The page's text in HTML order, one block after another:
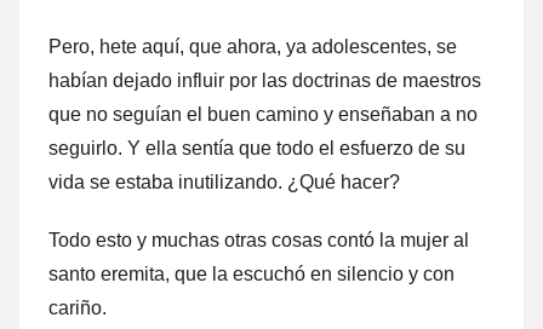
Pero, hete aquí, que ahora, ya adolescentes, se
habían dejado influir por las doctrinas de maestros
que no seguían el buen camino y enseñaban a no
seguirlo. Y ella sentía que todo el esfuerzo de su
vida se estaba inutilizando. ¿Qué hacer?
Todo esto y muchas otras cosas contó la mujer al
santo eremita, que la escuchó en silencio y con
cariño.